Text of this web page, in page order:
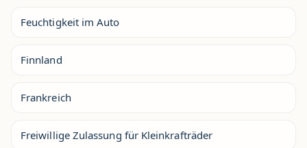
Feuchtigkeit im Auto
Finnland
Frankreich
Freiwillige Zulassung für Kleinkrafträder